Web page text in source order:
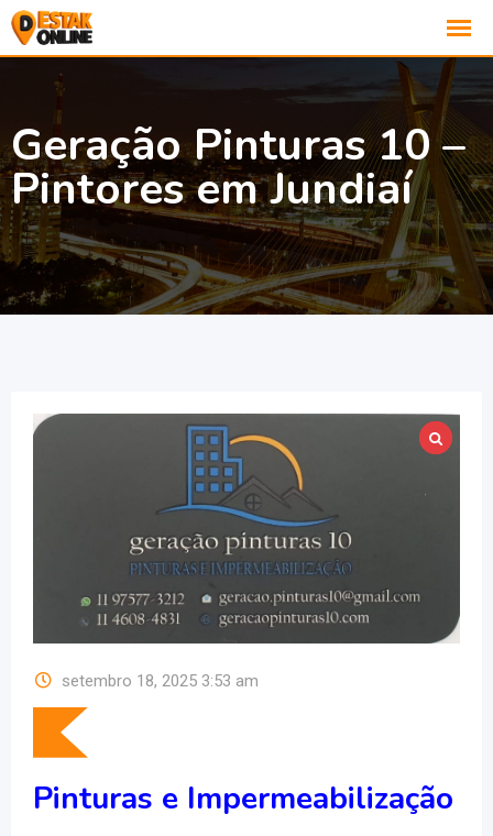
Geração Pinturas 10 –
Pintores em Jundiaí
setembro 18, 2025 3:53 am
Pinturas e Impermeabilização